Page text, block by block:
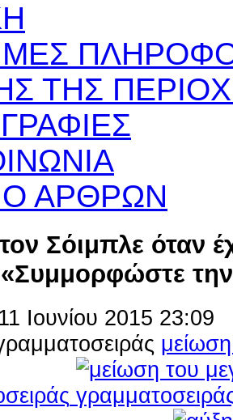
ΤΗΣ
ΑΡΘΡΩΝ
Σόιμπλε όταν
Ιουνίου 2015 23:09